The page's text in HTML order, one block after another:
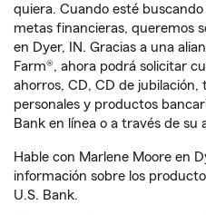
quiera. Cuando esté
metas financieras, queremos
en Dyer, IN. Gracias a una
Farm®, ahora podrá solicitar
ahorros, CD, CD de
personales y productos
Bank en línea o a través de su
Hable con Marlene Moore en
información sobre los
U.S. Bank.